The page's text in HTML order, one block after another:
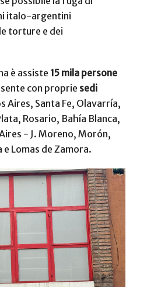
italo-argentini
torture e dei
è assiste 15 mila persone
con proprie sedi
Aires, Santa Fe, Olavarría,
Rosario, Bahía Blanca,
- J. Moreno, Morón,
Lomas de Zamora.